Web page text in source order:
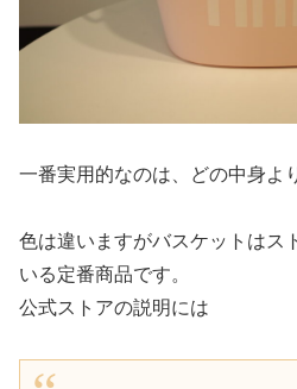
一番実用的なのは、どの中身よ
色は違いますがバスケットはス
いる定番商品です。
公式ストアの説明には